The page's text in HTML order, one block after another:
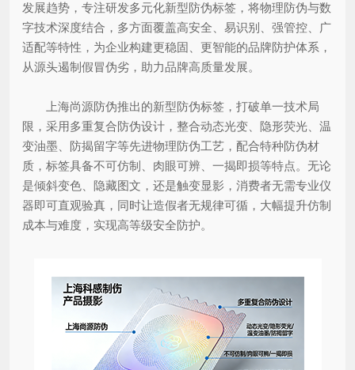
发展趋势，专注研发多元化新型防伪标签，将物理防伪与数
字技术深度结合，多方面覆盖高安全、易识别、强管控、广
适配等特性，为企业构建更稳固、更智能的品牌防护体系，
从源头遏制假冒伪劣，助力品牌高质量发展。
上海尚源防伪推出的新型防伪标签，打破单一技术局
限，采用多重复合防伪设计，整合动态光变、隐形荧光、温
变油墨、防揭留字等先进物理防伪工艺，配合特种防伪材
质，标签具备不可仿制、肉眼可辨、一揭即损等特点。无论
是倾斜变色、隐藏图文，还是触变显影，消费者无需专业仪
器即可直观验真，同时让造假者无规律可循，大幅提升仿制
成本与难度，实现高等级安全防护。